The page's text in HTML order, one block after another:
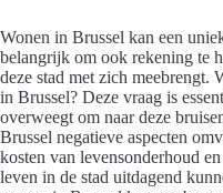
Wonen in Brussel kan een
belangrijk om ook rekening te
deze stad met zich meebrengt.
in Brussel? Deze vraag is
overweegt om naar deze
Brussel negatieve aspecten
kosten van levensonderhoud
leven in de stad uitdagend